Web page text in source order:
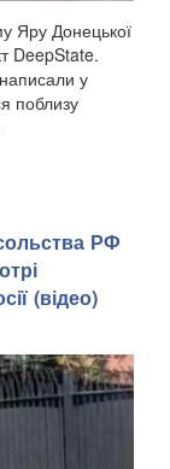
Яру Донецької
DeepState.
у
поблизу
РФ
(відео)